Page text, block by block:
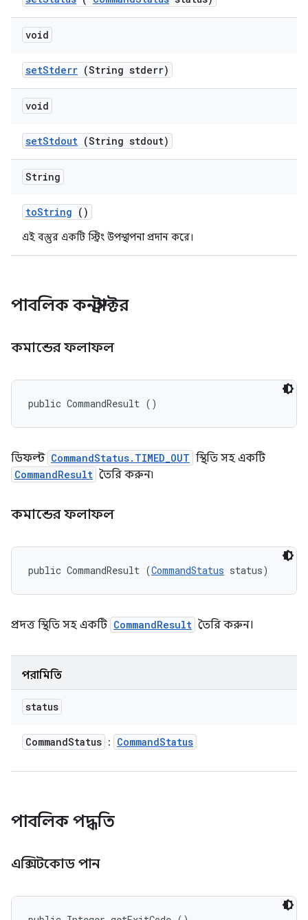
void
setStderr (String stderr)
void
setStdout (String stdout)
String
toString ()
এই বস্তুর একটি স্ট্রিং উপস্থাপনা প্রদান করে।
পাবলিক কনস্ট্রাক্টর
কমান্ডের ফলাফল
public CommandResult ()
ডিফল্ট CommandStatus.TIMED_OUT স্থিতি সহ একটি
CommandResult তৈরি করুন৷
কমান্ডের ফলাফল
public CommandResult (CommandStatus status)
প্রদত্ত স্থিতি সহ একটি CommandResult তৈরি করুন।
পরামিতি
status
CommandStatus : CommandStatus
পাবলিক পদ্ধতি
এক্সিটকোড পান